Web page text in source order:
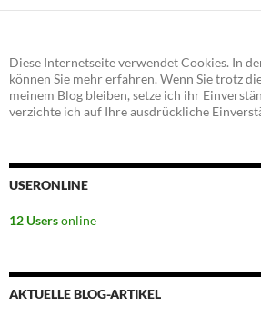
Diese Internetseite verwendet Cookies. In
können Sie mehr erfahren. Wenn Sie trotz
meinem Blog bleiben, setze ich ihr
verzichte ich auf Ihre ausdrückliche
USERONLINE
12 Usersonline
AKTUELLE BLOG-ARTIKEL